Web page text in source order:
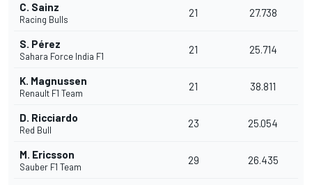
C. Sainz
Racing Bulls
21 27.738
S. Pérez
Sahara Force India F1
21 25.714
K. Magnussen
Renault F1 Team
21 38.811
D. Ricciardo
Red Bull
23 25.054
M. Ericsson
Sauber F1 Team
29 26.435